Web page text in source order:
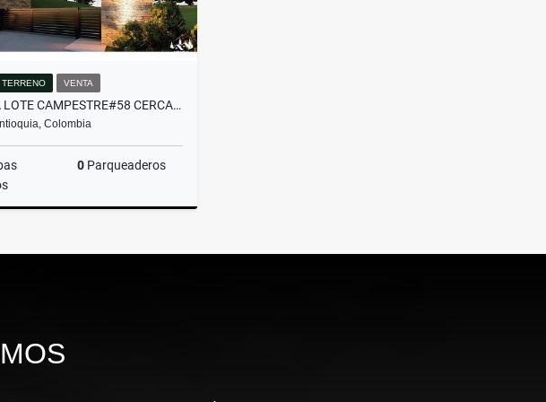
VENTA
VENTA LOTE CAMPESTRE#58 CERCA A MEDELLÍN, VISTA PANORÁMICA SIN PEAJE
Colombia
0 Parqueaderos
$382.480.000